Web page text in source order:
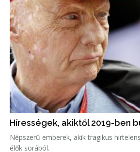
Hírességek, akiktől 2019-ben
Népszerű emberek, akik tragikus
élők sorából.